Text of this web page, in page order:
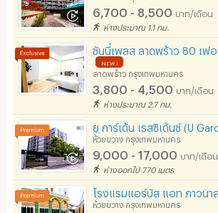
6,700 - 8,500 บาท/เดือน
ห่างประมาณ 1.1 กม.
NEW !
ลาดพร้าว กรุงเทพมหานคร
3,800 - 4,500 บาท/เดือน
ห่างประมาณ 2.7 กม.
ห้วยขวาง กรุงเทพมหานคร
9,000 - 17,000 บาท/เดือน
ห่างออกไป 770 เมตร
ห้วยขวาง กรุงเทพมหานคร